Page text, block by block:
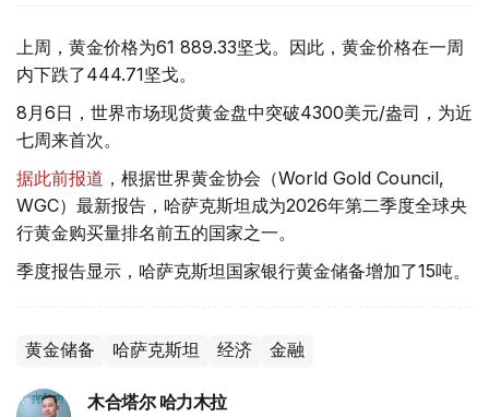
上周，黄金价格为61 889.33坚戈。因此，黄金价格在一周
内下跌了444.71坚戈。
8月6日，世界市场现货黄金盘中突破4300美元/盎司，为近
七周来首次。
据此前报道 ，根据世界黄金协会（World Gold Council,
WGC）最新报告，哈萨克斯坦成为2026年第二季度全球央
行黄金购买量排名前五的国家之一。
季度报告显示，哈萨克斯坦国家银行黄金储备增加了15吨。
黄金储备 哈萨克斯坦 经济 金融
木合塔尔 哈力木拉